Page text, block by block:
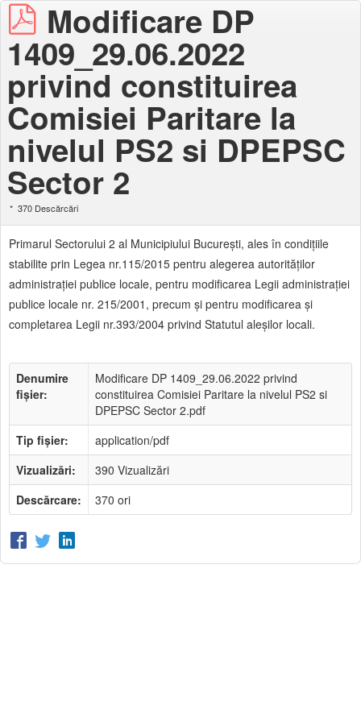
Modificare DP
1409_29.06.2022
privind constituirea
Comisiei Paritare la
nivelul PS2 si DPEPSC
Sector 2
370 Descărcări
Primarul Sectorului 2 al Municipiului Bucureşti, ales în condiţiile
stabilite prin Legea nr.115/2015 pentru alegerea autorităţilor
administraţiei publice locale, pentru modificarea Legii administraţiei
publice locale nr. 215/2001, precum şi pentru modificarea şi
completarea Legii nr.393/2004 privind Statutul aleşilor locali.
Denumire
fișier:
Modificare DP 1409_29.06.2022 privind
constituirea Comisiei Paritare la nivelul PS2 si
DPEPSC Sector 2.pdf
Tip fișier:
application/pdf
Vizualizări:
390 Vizualizări
Descărcare:
370 ori